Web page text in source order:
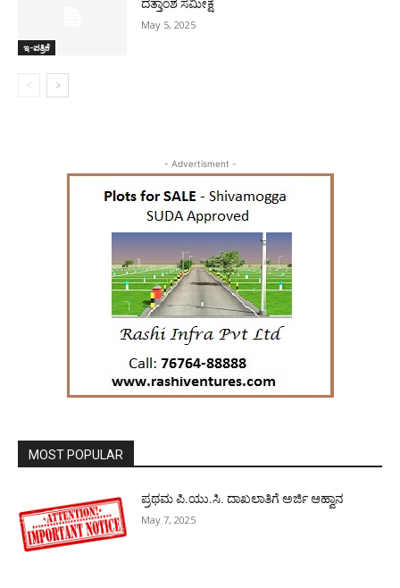
ಇ-ಪತ್ರಿಕೆ
ದತ್ತಾಂಶ ಸಮೀಕ್ಷೆ
May 5, 2025
- Advertisment -
MOST POPULAR
ಪ್ರಥಮ ಪಿ.ಯು.ಸಿ. ದಾಖಲಾತಿಗೆ ಅರ್ಜಿ ಆಹ್ವಾನ
May 7, 2025